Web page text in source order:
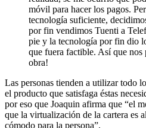
móvil para hacer los pagos.
tecnología suficiente,
por fin vendimos Tuenti a
pie y la tecnología por fin dio
que fuera factible. Así que nos
obra!
Las personas tienden a utilizar todo
el producto que satisfaga éstas
por eso que Joaquin afirma que “el
que la virtualización de la cartera es
cómodo para la persona”.